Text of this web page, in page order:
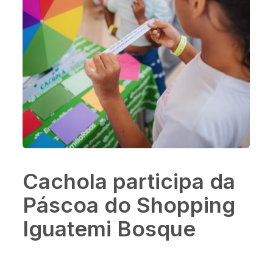
Cachola participa da
Páscoa do Shopping
Iguatemi Bosque